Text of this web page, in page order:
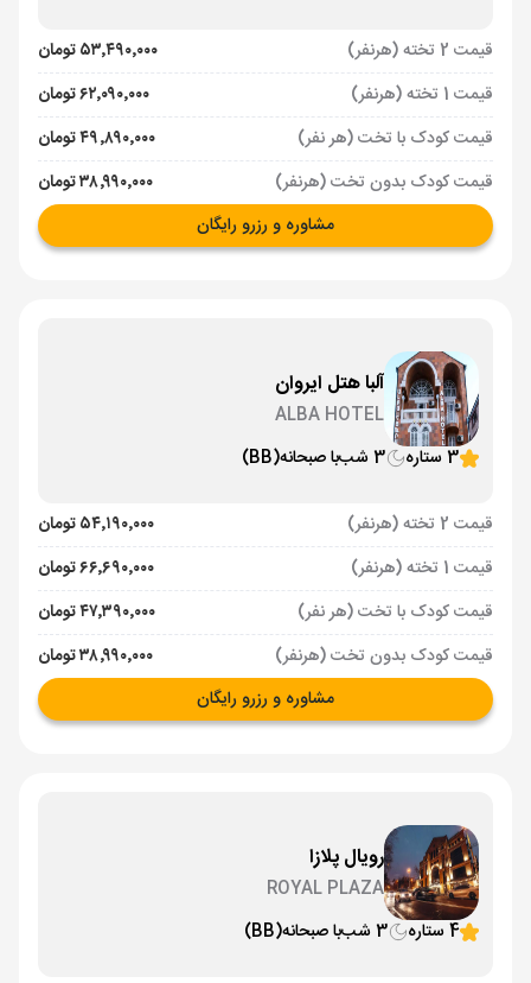
قیمت 2 تخته (هرنفر)
۵۳٬۴۹۰٬۰۰۰ تومان
قیمت 1 تخته (هرنفر)
۶۲٬۰۹۰٬۰۰۰ تومان
قیمت کودک با تخت (هر نفر)
۴۹٬۸۹۰٬۰۰۰ تومان
قیمت کودک بدون تخت (هرنفر)
۳۸٬۹۹۰٬۰۰۰ تومان
مشاوره و رزرو رایگان
آلبا هتل ایروان
ALBA HOTEL
3 ستاره
3 شب با صبحانه(BB)
قیمت 2 تخته (هرنفر)
۵۴٬۱۹۰٬۰۰۰ تومان
قیمت 1 تخته (هرنفر)
۶۶٬۶۹۰٬۰۰۰ تومان
قیمت کودک با تخت (هر نفر)
۴۷٬۳۹۰٬۰۰۰ تومان
قیمت کودک بدون تخت (هرنفر)
۳۸٬۹۹۰٬۰۰۰ تومان
مشاوره و رزرو رایگان
رویال پلازا
ROYAL PLAZA
4 ستاره
3 شب با صبحانه(BB)